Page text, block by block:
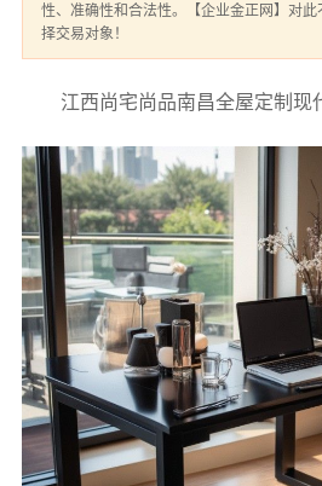
性、准确性和合法性。【企业金正网】对
择交易对象！
江西尚宅尚品南昌全屋定制现